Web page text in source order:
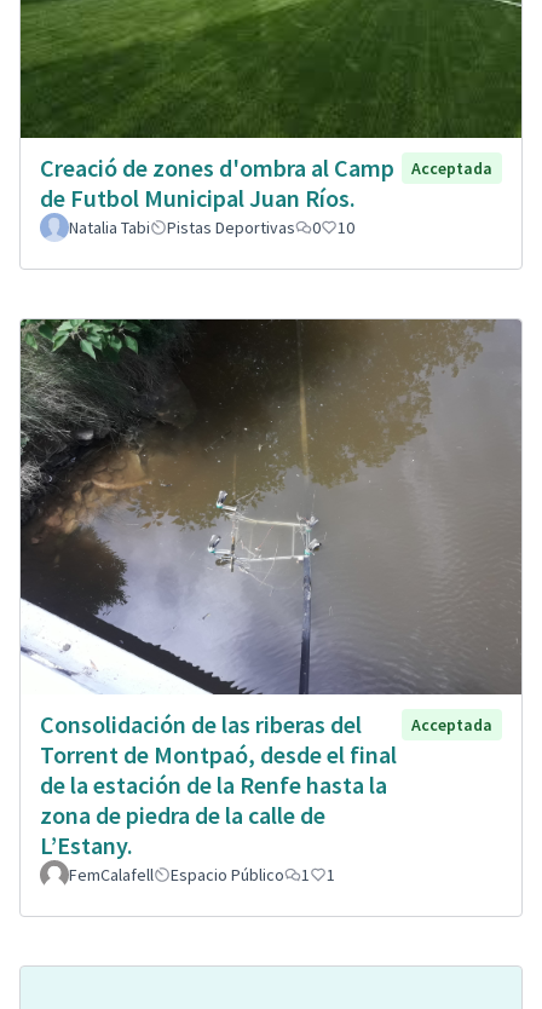
Creació de zones d'ombra al Camp
de Futbol Municipal Juan Ríos.
Acceptada
Natalia Tabi Pistas Deportivas 0 10
Consolidación de las riberas del
Torrent de Montpaó, desde el final
de la estación de la Renfe hasta la
zona de piedra de la calle de
L’Estany.
Acceptada
FemCalafell Espacio Público 1 1